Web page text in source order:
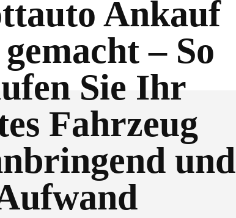
Ankauf
– So
Sie Ihr
Fahrzeug
und